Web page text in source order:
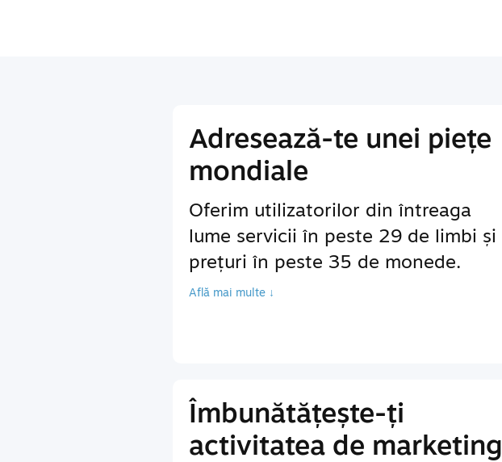
Adresează-te unei piețe
mondiale
Oferim utilizatorilor din întreaga
lume servicii în peste 29 de limbi și
prețuri în peste 35 de monede.
Află mai multe ↓
Îmbunătățește-ți
activitatea de marketing